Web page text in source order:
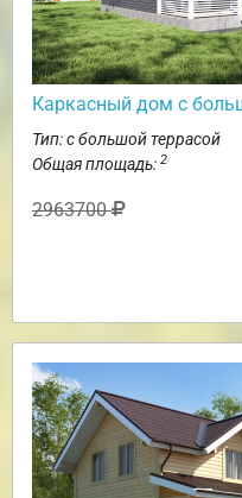
Каркасный дом с
Тип: с большой террасой
Общая площадь: 2
2963700